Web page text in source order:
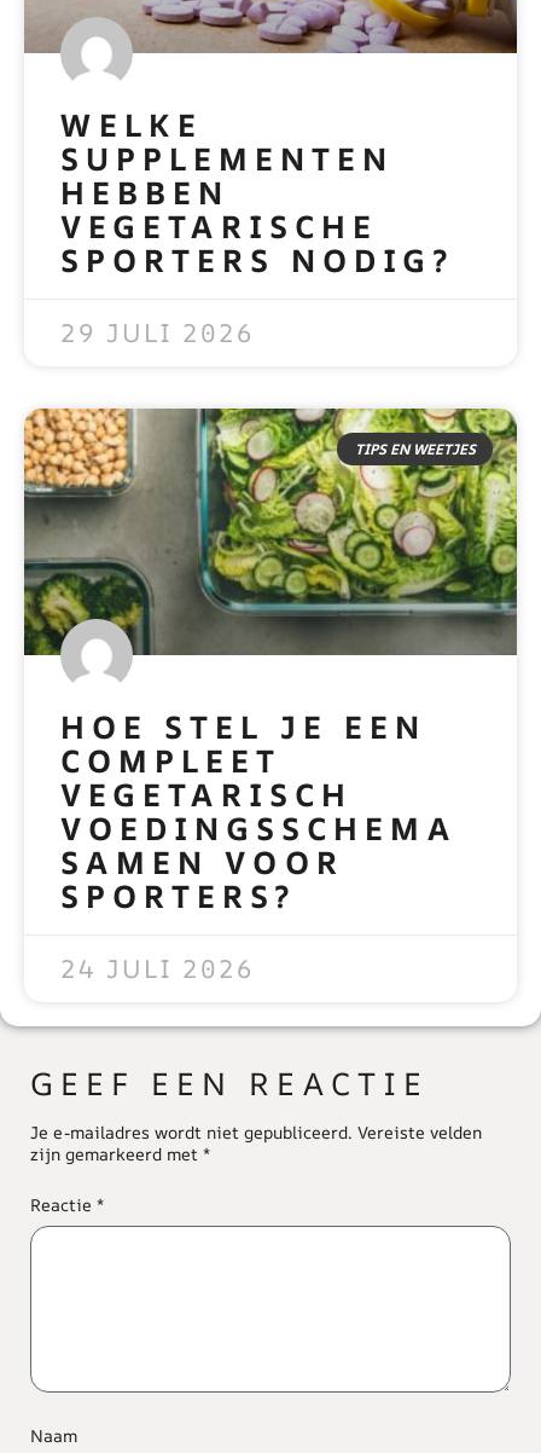
WELKE
SUPPLEMENTEN
HEBBEN
VEGETARISCHE
SPORTERS NODIG?
29 JULI 2026
TIPS EN WEETJES
HOE STEL JE EEN
COMPLEET
VEGETARISCH
VOEDINGSSCHEMA
SAMEN VOOR
SPORTERS?
24 JULI 2026
GEEF EEN REACTIE
Je e-mailadres wordt niet gepubliceerd. Vereiste velden
zijn gemarkeerd met *
Reactie *
Naam